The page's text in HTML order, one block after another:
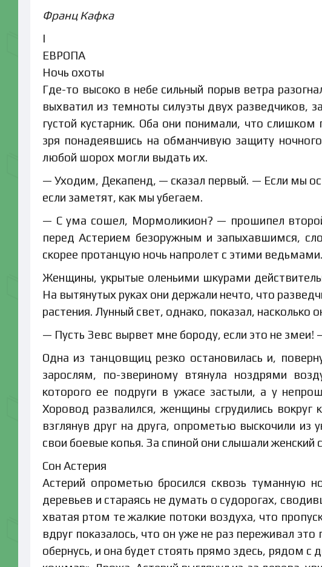
Франц Кафка
I
ЕВРОПА
Ночь охоты
Где-то высоко в небе сильный порыв ветра
выхватил из темноты силуэты двух разведчиков,
густой кустарник. Оба они понимали, что слишком
зря понадеявшись на обманчивую защиту
любой шорох могли выдать их.
— Уходим, Декапенд, — сказал первый. — Если мы
если заметят, как мы убегаем.
— С ума сошел, Мормоликион? — прошипел
перед Астерием безоружным и запыхавшимся,
скорее протанцую ночь напролет с этими ведьмами.
Женщины, укрытые оленьими шкурами
На вытянутых руках они держали нечто, что
растения. Лунный свет, однако, показал, насколько
— Пусть Зевс вырвет мне бороду, если это не
Одна из танцовщиц резко остановилась и,
зарослям, по-звериному втянула ноздрями
которого ее подруги в ужасе застыли, а у
Хоровод развалился, женщины сгрудились
взглянув друг на друга, опрометью выскочили из
свои боевые копья. За спиной они слышали женский
Сон Астерия
Астерий опрометью бросился сквозь туманную
деревьев и стараясь не думать о судорогах,
хватая ртом те жалкие потоки воздуха, что
вдруг показалось, что он уже не раз переживал
обернусь, и она будет стоять прямо здесь, рядом с